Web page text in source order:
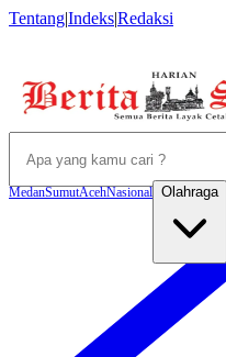
Tentang|Indeks|Redaksi
MedanSumutAcehNasional Olahraga